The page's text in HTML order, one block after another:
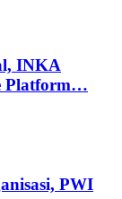
INKA
Platform…
PWI